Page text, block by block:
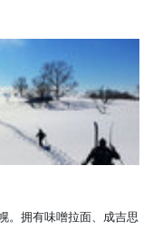
。拥有味噌拉面、成吉思